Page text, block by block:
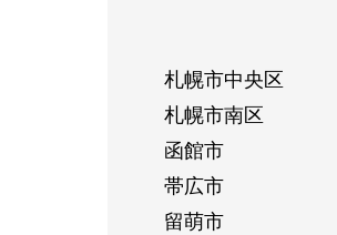
札幌市中央区
札幌市南区
函館市
帯広市
留萌市